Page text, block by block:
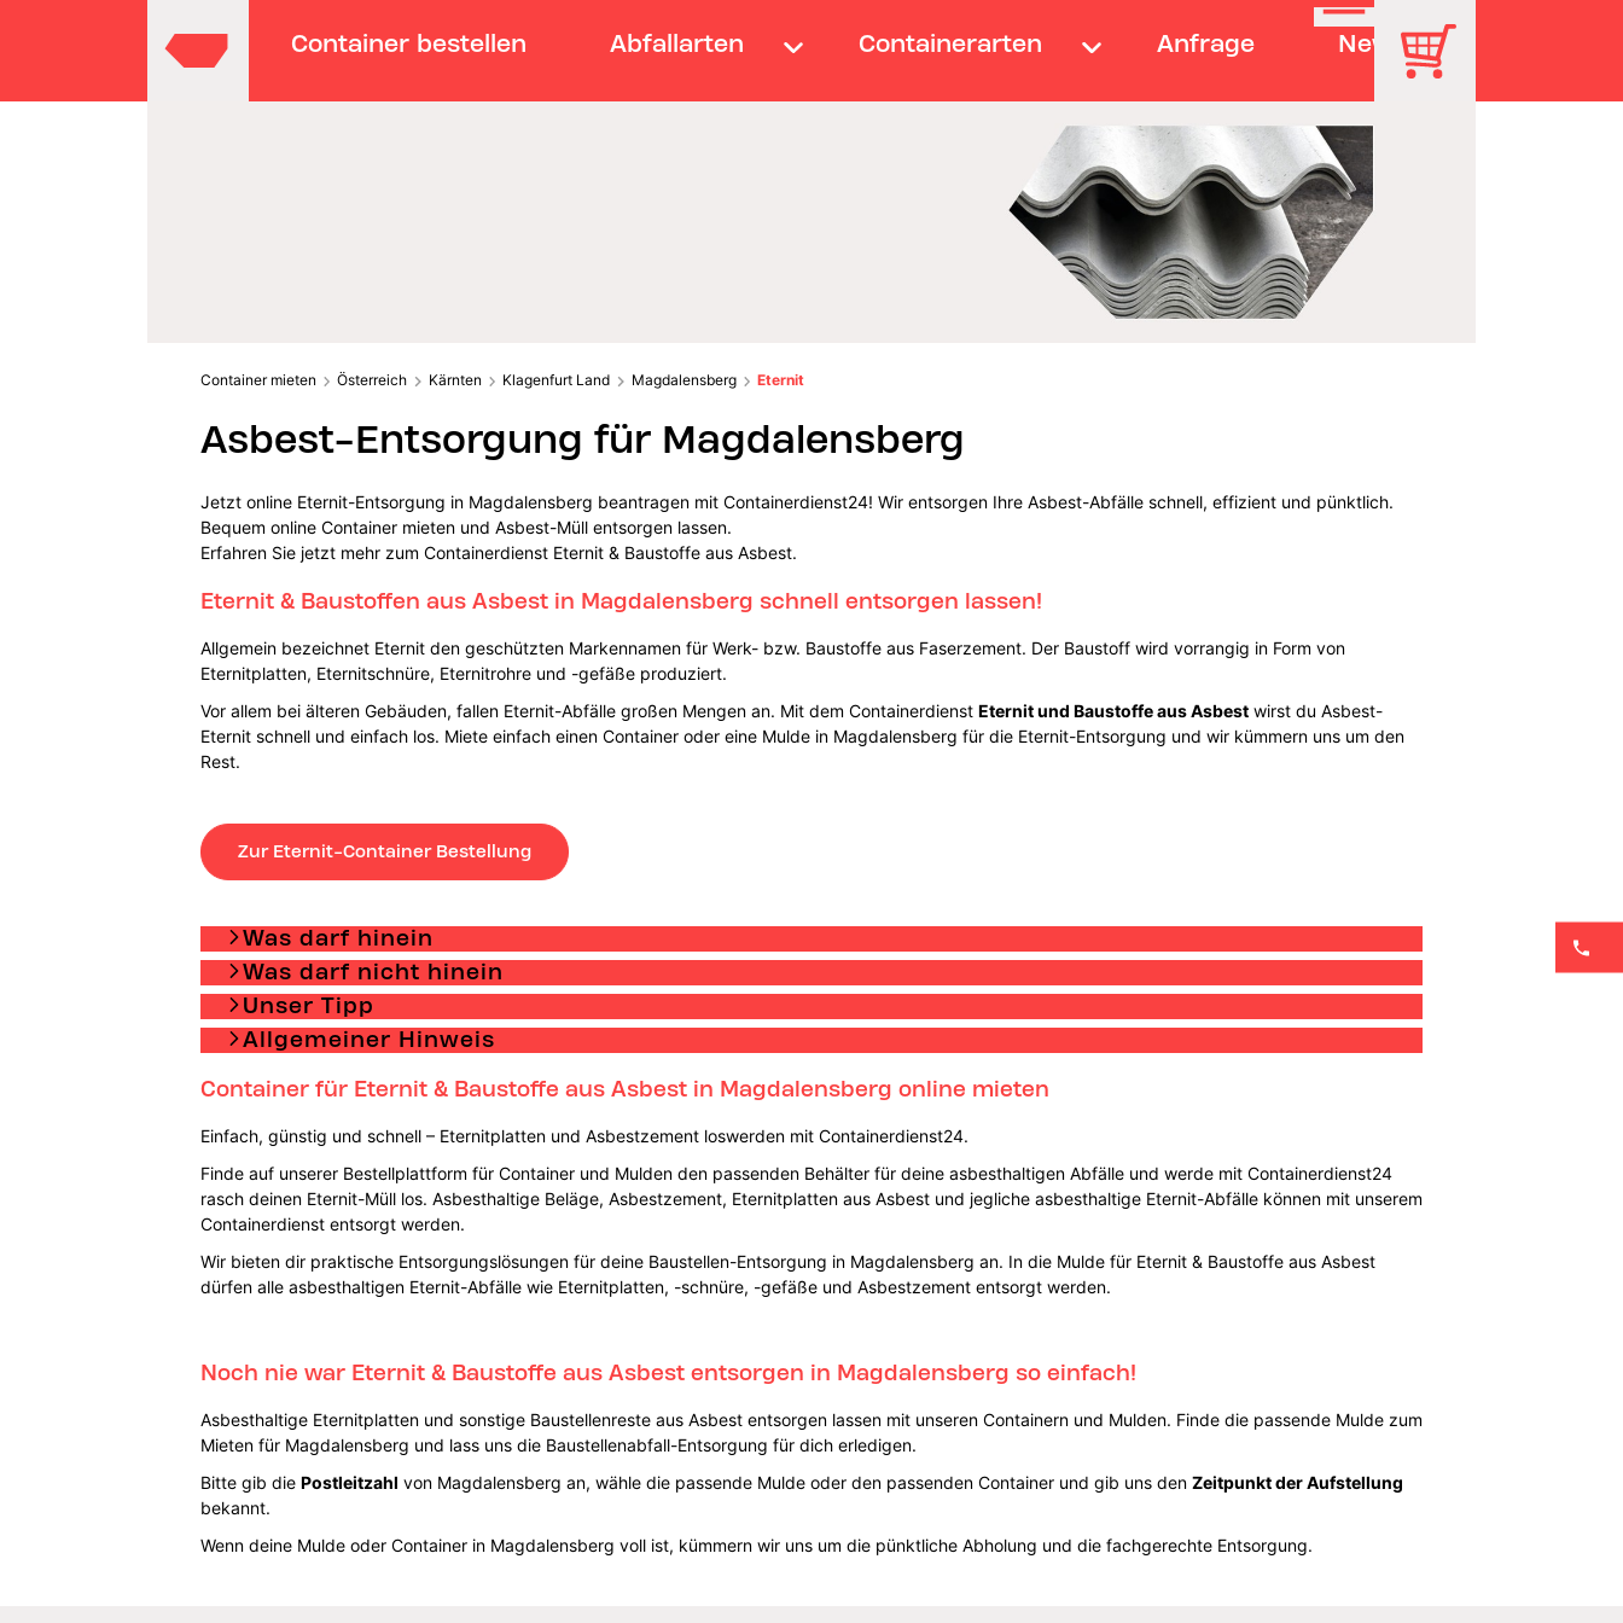
Container bestellen Abfallarten Containerarten Anfrage News
Container mieten Österreich Kärnten Klagenfurt Land Magdalensberg Eternit
Asbest-Entsorgung für Magdalensberg
Jetzt online Eternit-Entsorgung in Magdalensberg beantragen mit Containerdienst24! Wir entsorgen Ihre Asbest-Abfälle schnell, effizient und pünktlich.
Bequem online Container mieten und Asbest-Müll entsorgen lassen.
Erfahren Sie jetzt mehr zum Containerdienst Eternit & Baustoffe aus Asbest.
Eternit & Baustoffen aus Asbest in Magdalensberg schnell entsorgen lassen!
Allgemein bezeichnet Eternit den geschützten Markennamen für Werk- bzw. Baustoffe aus Faserzement. Der Baustoff wird vorrangig in Form von
Eternitplatten, Eternitschnüre, Eternitrohre und -gefäße produziert.
Vor allem bei älteren Gebäuden, fallen Eternit-Abfälle großen Mengen an. Mit dem Containerdienst Eternit und Baustoffe aus Asbestwirst du Asbest-
Eternit schnell und einfach los. Miete einfach einen Container oder eine Mulde in Magdalensberg für die Eternit-Entsorgung und wir kümmern uns um den
Rest.
Zur Eternit-Container Bestellung
Was darf hinein
Was darf nicht hinein
Unser Tipp
Allgemeiner Hinweis
Container für Eternit & Baustoffe aus Asbest in Magdalensberg online mieten
Einfach, günstig und schnell – Eternitplatten und Asbestzement loswerden mit Containerdienst24.
Finde auf unserer Bestellplattform für Container und Mulden den passenden Behälter für deine asbesthaltigen Abfälle und werde mit Containerdienst24
rasch deinen Eternit-Müll los. Asbesthaltige Beläge, Asbestzement, Eternitplatten aus Asbest und jegliche asbesthaltige Eternit-Abfälle können mit unserem
Containerdienst entsorgt werden.
Wir bieten dir praktische Entsorgungslösungen für deine Baustellen-Entsorgung in Magdalensberg an. In die Mulde für Eternit & Baustoffe aus Asbest
dürfen alle asbesthaltigen Eternit-Abfälle wie Eternitplatten, -schnüre, -gefäße und Asbestzement entsorgt werden.
Noch nie war Eternit & Baustoffe aus Asbest entsorgen in Magdalensberg so einfach!
Asbesthaltige Eternitplatten und sonstige Baustellenreste aus Asbest entsorgen lassen mit unseren Containern und Mulden. Finde die passende Mulde zum
Mieten für Magdalensberg und lass uns die Baustellenabfall-Entsorgung für dich erledigen.
Bitte gib die Postleitzahl von Magdalensberg an, wähle die passende Mulde oder den passenden Container und gib uns den Zeitpunkt der Aufstellung
bekannt.
Wenn deine Mulde oder Container in Magdalensberg voll ist, kümmern wir uns um die pünktliche Abholung und die fachgerechte Entsorgung.